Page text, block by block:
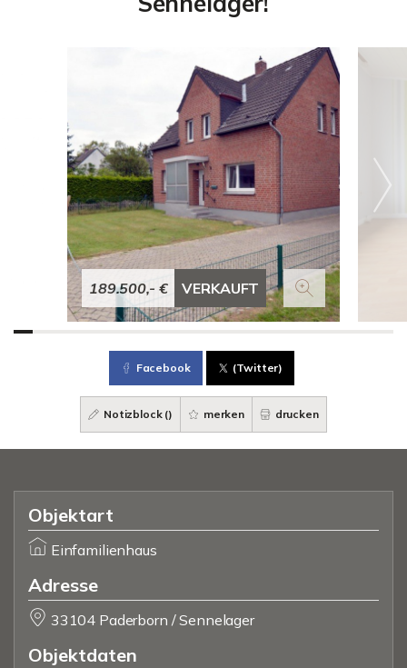
189.500,- € VERKAUFT
Facebook (Twitter)
Notizblock () merken drucken
Objektart
Einfamilienhaus
Adresse
33104 Paderborn / Sennelager
Objektdaten